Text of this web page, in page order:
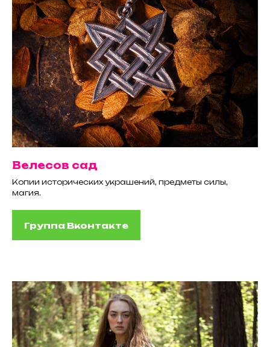
Велесов сад
Копии исторических украшений, предметы силы,
магия.
Группа Вконтакте